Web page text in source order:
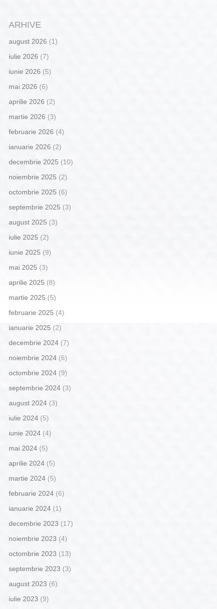
ARHIVE
august 2026 (1)
iulie 2026 (7)
iunie 2026 (5)
mai 2026 (6)
aprilie 2026 (2)
martie 2026 (3)
februarie 2026 (4)
ianuarie 2026 (2)
decembrie 2025 (10)
noiembrie 2025 (2)
octombrie 2025 (6)
septembrie 2025 (3)
august 2025 (3)
iulie 2025 (2)
iunie 2025 (9)
mai 2025 (3)
aprilie 2025 (8)
martie 2025 (5)
februarie 2025 (4)
ianuarie 2025 (2)
decembrie 2024(7)
noiembrie 2024(6)
octombrie 2024(9)
septembrie 2024(3)
august 2024(3)
iulie 2024(5)
iunie 2024(4)
mai 2024(5)
aprilie 2024(5)
martie 2024(5)
februarie 2024(6)
ianuarie 2024(1)
decembrie 2023 (17)
noiembrie 2023 (4)
octombrie 2023 (13)
septembrie 2023 (3)
august 2023 (6)
iulie 2023 (9)